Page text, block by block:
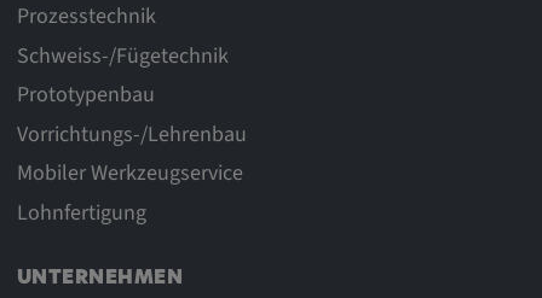
Prozesstechnik
Schweiss-/Fügetechnik
Prototypenbau
Vorrichtungs-/Lehrenbau
Mobiler Werkzeugservice
Lohnfertigung
UNTERNEHMEN